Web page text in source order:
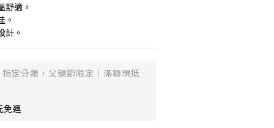
舒適。
。
計。
指定分類，父親節限定｜滿額現抵
免運